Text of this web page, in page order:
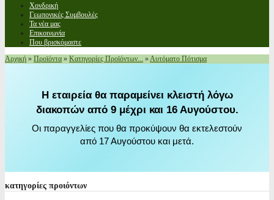
Χονδρική
Γεωπονικές Συμβουλές
Τα νέα μας
Επικοινωνία
Που βρισκόμαστε
Αρχική » Προϊόντα » Κατηγορίες Προϊόντων... »Αυτόματο Πότισμα
Η εταιρεία θα παραμείνει κλειστή λόγω
διακοπών από 9 μέχρι και 16 Αυγούστου.
Οι παραγγελίες που θα προκύψουν θα εκτελεστούν
από 17 Αυγούστου και μετά.
κατηγορίες προιόντων